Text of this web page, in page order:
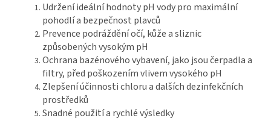
Udržení ideální hodnoty pH vody pro maximální
pohodlí a bezpečnost plavců
Prevence podráždění očí, kůže a sliznic
způsobených vysokým pH
Ochrana bazénového vybavení, jako jsou čerpadla a
filtry, před poškozením vlivem vysokého pH
Zlepšení účinnosti chloru a dalších dezinfekčních
prostředků
Snadné použití a rychlé výsledky